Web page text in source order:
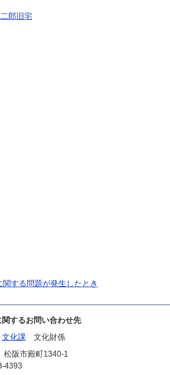
郎旧宅
する問題が発生したとき
関するお問い合わせ先
文化課
文化財係
松阪市殿町1340-1
4393